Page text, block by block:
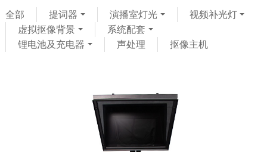
全部 提词器 演播室灯光
视频补光灯
虚拟抠像背景
系统配套
锂电池及充电器
声处理 抠像主机